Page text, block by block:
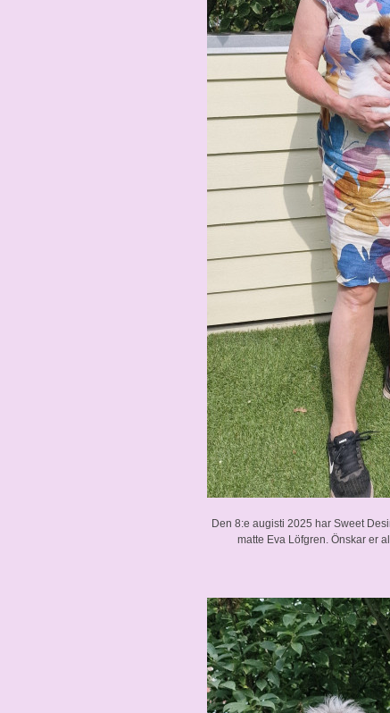
Den 8:e augisti 2025 har Sweet
matte Eva Löfgren. Önskar er